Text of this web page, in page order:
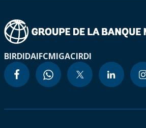
BIRDIDAIFCMIGACIRDI